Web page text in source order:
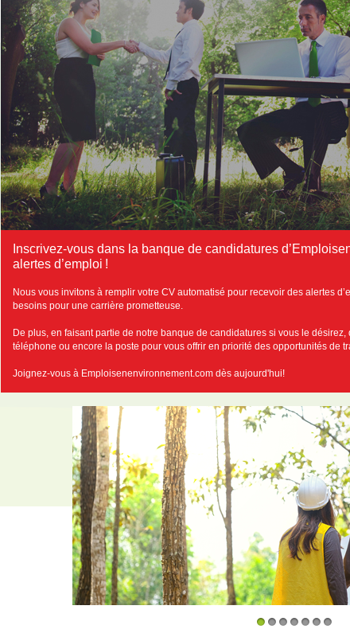
Inscrivez-vous dans la banque de candidatures
alertes d’emploi !
Nous vous invitons à remplir votre CV automatisé pour recevoir des alertes
besoins pour une carrière prometteuse.
De plus, en faisant partie de notre banque de candidatures si vous le
téléphone ou encore la poste pour vous offrir en priorité des opportunités de
Joignez-vous à Emploisenenvironnement.com dès aujourd'hui!